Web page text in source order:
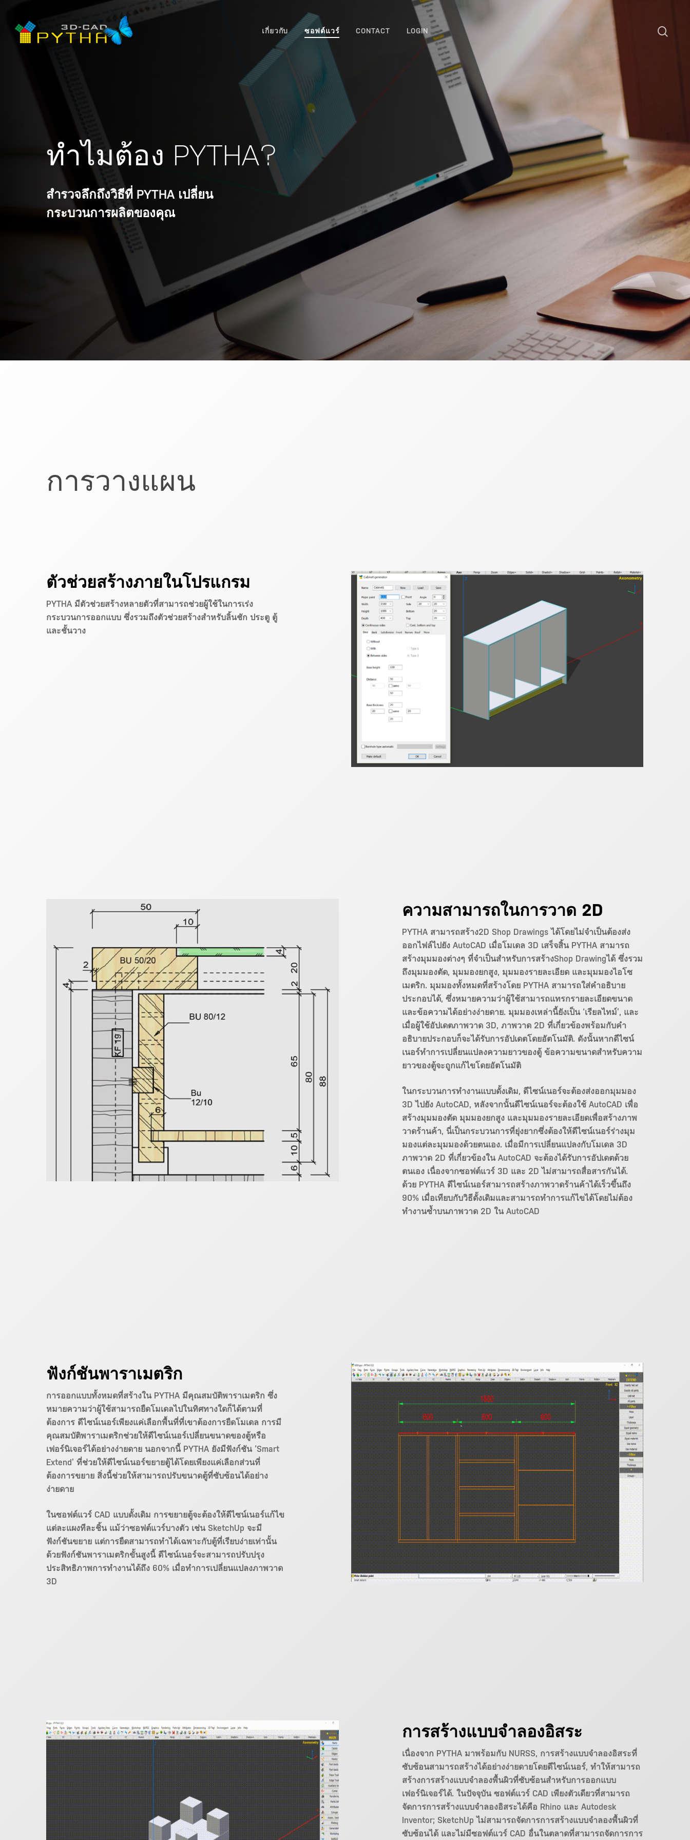
เกี่ยวกับ ซอฟต์แวร์ CONTACT LOGIN
ทำไมต้อง PYTHA?
สำรวจลึกถึงวิธีที่ PYTHA เปลี่ยน
กระบวนการผลิตของคุณ
การวางแผน
ตัวช่วยสร้างภายในโปรแกรม
PYTHA มีตัวช่วยสร้างหลายตัวที่สามารถช่วยผู้ใช้ในการเร่ง
กระบวนการออกแบบ ซึ่งรวมถึงตัวช่วยสร้างสำหรับลิ้นชัก ประตู ตู้
และชั้นวาง
ความสามารถในการวาด 2D
PYTHA สามารถสร้าง2D Shop Drawings ได้โดยไม่จำเป็นต้องส่ง
ออกไฟล์ไปยัง AutoCAD เมื่อโมเดล 3D เสร็จสิ้น PYTHA สามารถ
สร้างมุมมองต่างๆ ที่จำเป็นสำหรับการสร้างShop Drawingได้ ซึ่งรวม
ถึงมุมมองตัด, มุมมองยกสูง, มุมมองรายละเอียด และมุมมองไอโซ
เมตริก. มุมมองทั้งหมดที่สร้างโดย PYTHA สามารถใส่คำอธิบาย
ประกอบได้, ซึ่งหมายความว่าผู้ใช้สามารถแทรกรายละเอียดขนาด
และข้อความได้อย่างง่ายดาย. มุมมองเหล่านี้ยังเป็น ‘เรียลไทม์’, และ
เมื่อผู้ใช้อัปเดตภาพวาด 3D, ภาพวาด 2D ที่เกี่ยวข้องพร้อมกับคำ
อธิบายประกอบก็จะได้รับการอัปเดตโดยอัตโนมัติ. ดังนั้นหากดีไซน์
เนอร์ทำการเปลี่ยนแปลงความยาวของตู้ ข้อความขนาดสำหรับความ
ยาวของตู้จะถูกแก้ไขโดยอัตโนมัติ
ในกระบวนการทำงานแบบดั้งเดิม, ดีไซน์เนอร์จะต้องส่งออกมุมมอง
3D ไปยัง AutoCAD, หลังจากนั้นดีไซน์เนอร์จะต้องใช้ AutoCAD เพื่อ
สร้างมุมมองตัด มุมมองยกสูง และมุมมองรายละเอียดเพื่อสร้างภาพ
วาดร้านค้า, นี่เป็นกระบวนการที่ยุ่งยากซึ่งต้องให้ดีไซน์เนอร์ร่างมุม
มองแต่ละมุมมองด้วยตนเอง. เมื่อมีการเปลี่ยนแปลงกับโมเดล 3D
ภาพวาด 2D ที่เกี่ยวข้องใน AutoCAD จะต้องได้รับการอัปเดตด้วย
ตนเอง เนื่องจากซอฟต์แวร์ 3D และ 2D ไม่สามารถสื่อสารกันได้.
ด้วย PYTHA ดีไซน์เนอร์สามารถสร้างภาพวาดร้านค้าได้เร็วขึ้นถึง
90% เมื่อเทียบกับวิธีดั้งเดิมและสามารถทำการแก้ไขได้โดยไม่ต้อง
ทำงานซ้ำบนภาพวาด 2D ใน AutoCAD
ฟังก์ชันพาราเมตริก
การออกแบบทั้งหมดที่สร้างใน PYTHA มีคุณสมบัติพาราเมตริก ซึ่ง
หมายความว่าผู้ใช้สามารถยืดโมเดลไปในทิศทางใดก็ได้ตามที่
ต้องการ ดีไซน์เนอร์เพียงแค่เลือกพื้นที่ที่เขาต้องการยืดโมเดล การมี
คุณสมบัติพาราเมตริกช่วยให้ดีไซน์เนอร์เปลี่ยนขนาดของตู้หรือ
เฟอร์นิเจอร์ได้อย่างง่ายดาย นอกจากนี้ PYTHA ยังมีฟังก์ชัน ‘Smart
Extend’ ที่ช่วยให้ดีไซน์เนอร์ขยายตู้ได้โดยเพียงแค่เลือกส่วนที่
ต้องการขยาย สิ่งนี้ช่วยให้สามารถปรับขนาดตู้ที่ซับซ้อนได้อย่าง
ง่ายดาย
ในซอฟต์แวร์ CAD แบบดั้งเดิม การขยายตู้จะต้องให้ดีไซน์เนอร์แก้ไข
แต่ละแผงทีละชิ้น แม้ว่าซอฟต์แวร์บางตัว เช่น SketchUp จะมี
ฟังก์ชันขยาย แต่การยืดสามารถทำได้เฉพาะกับตู้ที่เรียบง่ายเท่านั้น
ด้วยฟังก์ชันพาราเมตริกขั้นสูงนี้ ดีไซน์เนอร์จะสามารถปรับปรุง
ประสิทธิภาพการทำงานได้ถึง 60% เมื่อทำการเปลี่ยนแปลงภาพวาด
3D
การสร้างแบบจำลองอิสระ
เนื่องจาก PYTHA มาพร้อมกับ NURSS, การสร้างแบบจำลองอิสระที่
ซับซ้อนสามารถสร้างได้อย่างง่ายดายโดยดีไซน์เนอร์, ทำให้สามารถ
สร้างการสร้างแบบจำลองพื้นผิวที่ซับซ้อนสำหรับการออกแบบ
เฟอร์นิเจอร์ได้. ในปัจจุบัน ซอฟต์แวร์ CAD เพียงตัวเดียวที่สามารถ
จัดการการสร้างแบบจำลองอิสระได้คือ Rhino และ Autodesk
Inventor; SketchUp ไม่สามารถจัดการการสร้างแบบจำลองพื้นผิวที่
ซับซ้อนได้ และไม่มีซอฟต์แวร์ CAD อื่นในตลาดที่สามารถจัดการการ